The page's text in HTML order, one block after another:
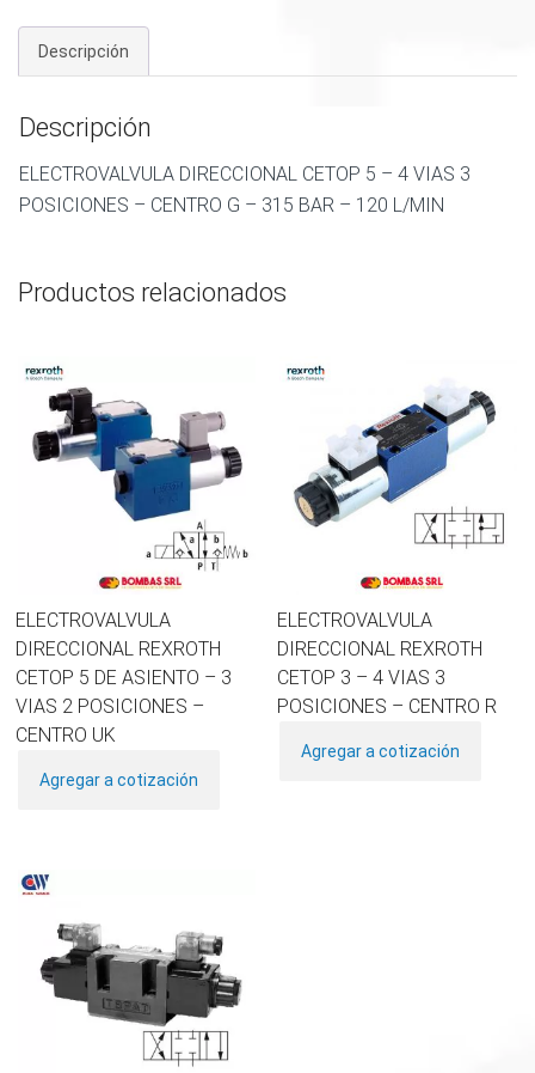
4
VIAS
POSICIONES
CENTRO
G
Descripción
Descripción
ELECTROVALVULA DIRECCIONAL CETOP 5 – 4 VIAS 3
POSICIONES – CENTRO G – 315 BAR – 120 L/MIN
Productos relacionados
ELECTROVALVULA
DIRECCIONAL REXROTH
CETOP 5 DE ASIENTO – 3
VIAS 2 POSICIONES –
CENTRO UK
Agregar a cotización
ELECTROVALVULA
DIRECCIONAL REXROTH
CETOP 3 – 4 VIAS 3
POSICIONES – CENTRO R
Agregar a cotización